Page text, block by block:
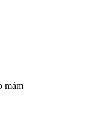
mám